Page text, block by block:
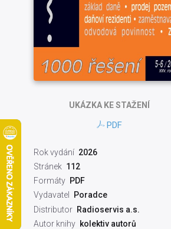
UKÁZKAKE STAŽENÍ
PDF
Rok vydání 2026
Stránek 112
Formáty PDF
Vydavatel
Poradce
Distributor Radioservis a.s.
Autor knihy kolektiv autorů